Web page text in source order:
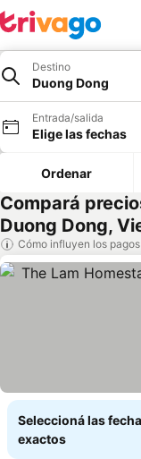
Destino
Duong Dong
Entrada/salida
Elige las fechas
Ordenar
Compará
Duong Dong,
Cómo influyen los
Seleccioná las
exactos